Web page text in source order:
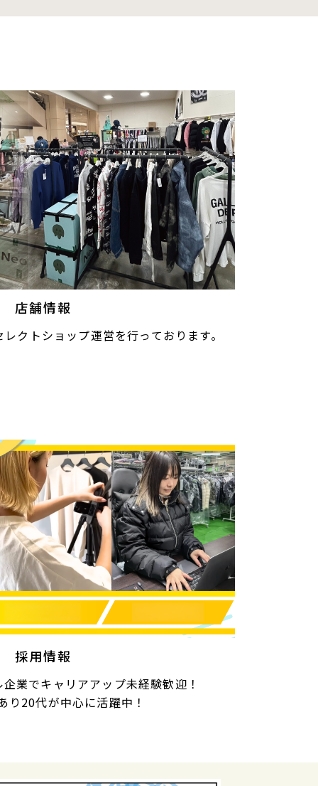
店舗情報
クトショップ運営を行っております。
採用情報
業でキャリアアップ未経験歓迎！
り20代が中心に活躍中！